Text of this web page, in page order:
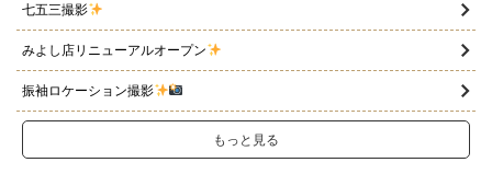
七五三撮影
みよし店リニューアルオープン
振袖ロケーション撮影
もっと見る